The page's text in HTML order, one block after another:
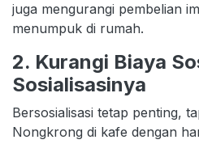
juga mengurangi pembelian
menumpuk di rumah.
2. Kurangi Biaya
Sosialisasinya
Bersosialisasi tetap penting,
Nongkrong di kafe dengan